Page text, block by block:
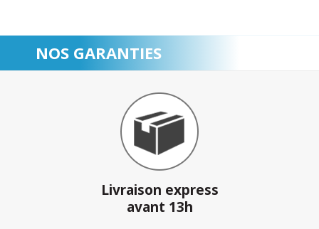
NOS GARANTIES
Livraison express
avant 13h